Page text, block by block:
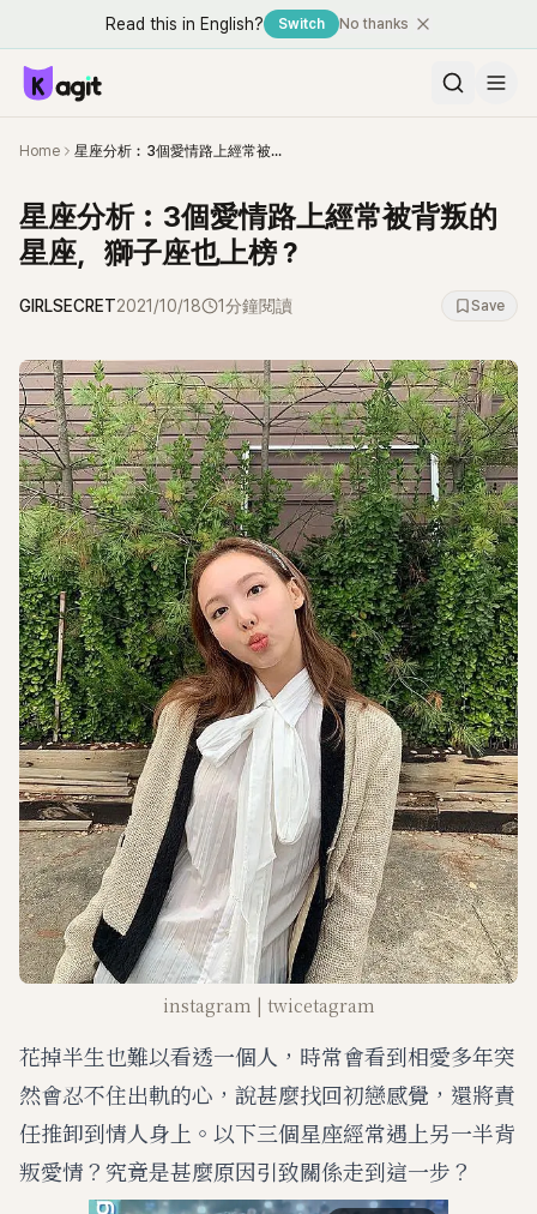
Read this in English? Switch No thanks
Home 星座分析︰3個愛情路上經常被背叛的星座，獅子座也上榜？
星座分析︰3個愛情路上經常被背叛的
星座，獅子座也上榜？
GIRLSECRET2021/10/18 1分鐘閱讀 Save
instagram | twicetagram
花掉半生也難以看透一個人，時常會看到相愛多年突
然會忍不住出軌的心，說甚麼找回初戀感覺，還將責
任推卸到情人身上。以下三個星座經常遇上另一半背
叛愛情？究竟是甚麼原因引致關係走到這一步？